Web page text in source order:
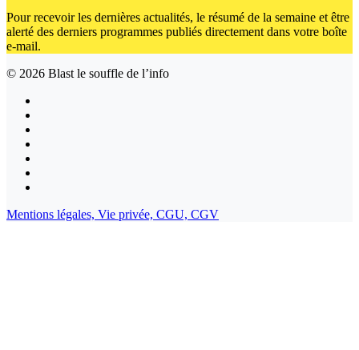
Pour recevoir les dernières actualités, le résumé de la semaine et être
alerté des derniers programmes publiés directement dans votre boîte
e-mail.
© 2026 Blast le souffle de l’info
Mentions légales, Vie privée, CGU, CGV